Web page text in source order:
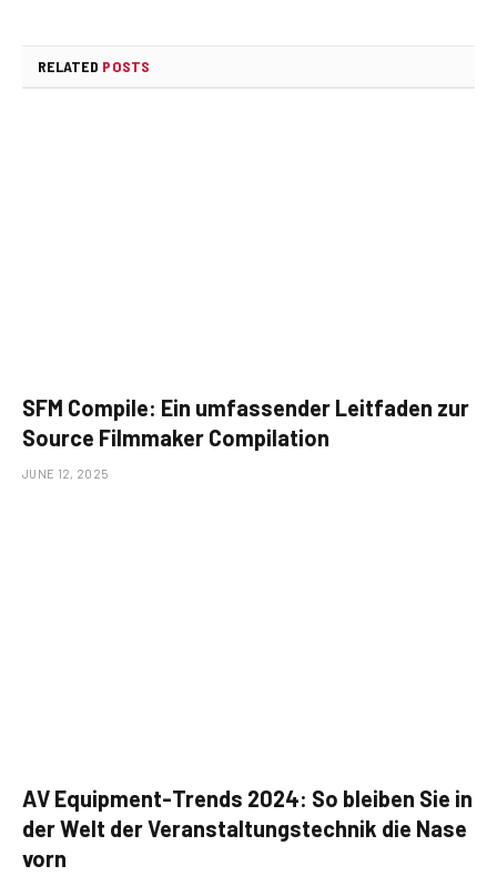
RELATED POSTS
SFM Compile: Ein umfassender Leitfaden zur
Source Filmmaker Compilation
JUNE 12, 2025
AV Equipment-Trends 2024: So bleiben Sie in
der Welt der Veranstaltungstechnik die Nase
vorn